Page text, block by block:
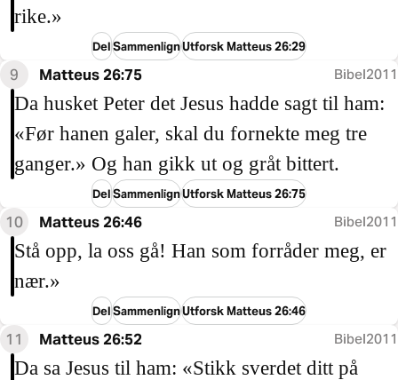
rike.»
DelSammenlignUtforsk Matteus 26:29
9 Matteus 26:75 Bibel2011
Da husket Peter det Jesus hadde sagt til ham:
«Før hanen galer, skal du fornekte meg tre
ganger.» Og han gikk ut og gråt bittert.
DelSammenlignUtforsk Matteus 26:75
10 Matteus 26:46 Bibel2011
Stå opp, la oss gå! Han som forråder meg, er
nær.»
DelSammenlignUtforsk Matteus 26:46
11 Matteus 26:52 Bibel2011
Da sa Jesus til ham: «Stikk sverdet ditt på